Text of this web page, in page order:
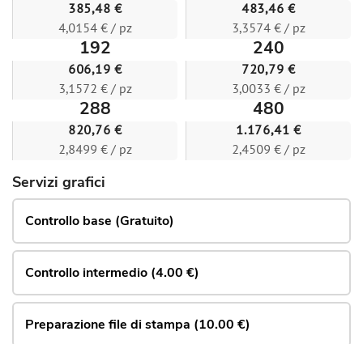
385,48 €
4,0154 € / pz
483,46 €
3,3574 € / pz
192
606,19 €
3,1572 € / pz
240
720,79 €
3,0033 € / pz
288
820,76 €
2,8499 € / pz
480
1.176,41 €
2,4509 € / pz
Servizi grafici
Controllo base (Gratuito)
Controllo intermedio (4.00 €)
Preparazione file di stampa (10.00 €)